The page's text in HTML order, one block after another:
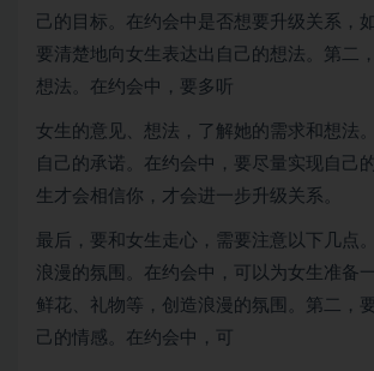
己的目标。在约会中是否想要升级关系，
要清楚地向女生表达出自己的想法。第二
想法。在约会中，要多听
女生的意见、想法，了解她的需求和想法
自己的承诺。在约会中，要尽量实现自己
生才会相信你，才会进一步升级关系。
最后，要和女生走心，需要注意以下几点
浪漫的氛围。在约会中，可以为女生准备
鲜花、礼物等，创造浪漫的氛围。第二，
己的情感。在约会中，可